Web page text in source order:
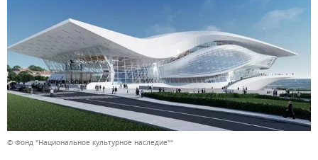
© Фонд "Национальное культурное наследие""